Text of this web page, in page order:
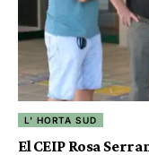
L' HORTA SUD
El CEIP Rosa